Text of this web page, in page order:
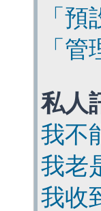
「
「
私人
我不
我老
我收